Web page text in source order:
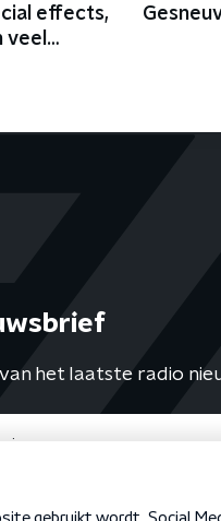
effects,
veel
het laatste radio